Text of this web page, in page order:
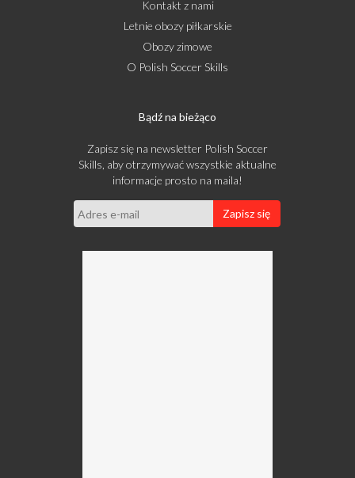
Kontakt z nami
Letnie obozy piłkarskie
Obozy zimowe
O Polish Soccer Skills
Bądź na bieżąco
Zapisz się na newsletter Polish Soccer
Skills, aby otrzymywać wszystkie aktualne
informacje prosto na maila!
Zapisz się